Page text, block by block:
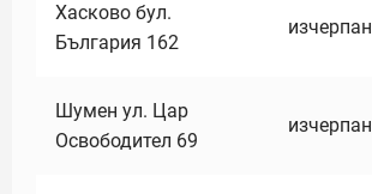
Хасково бул.
България 162
изчерпан
Шумен ул. Цар
Освободител 69
изчерпан